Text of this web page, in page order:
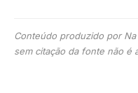
Conteúdo produzido por
sem citação da fonte não é